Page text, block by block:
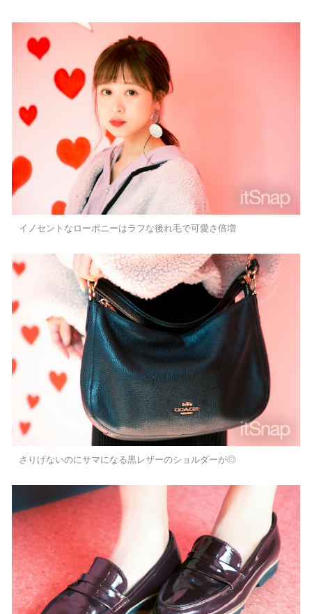
イノセントなローポニーはラフな後れ毛で可愛さ倍増
さりげないのにサマになる黒レザーのショルダーが◎